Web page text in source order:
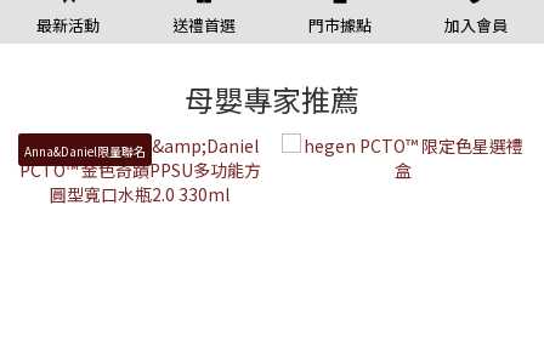
最新活動 送禮首選 門市據點 加入會員
母嬰專家推薦
Anna&Daniel限量聯名